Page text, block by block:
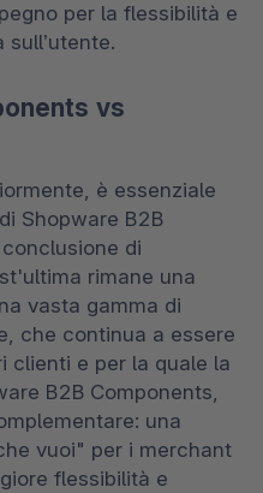
per la flessibilità e
vs
è essenziale
Shopware B2B
rimane una
vasta gamma di
che continua a essere
clienti e per la quale la
B2B Components,
una
vuoi" per i merchant
flessibilità e